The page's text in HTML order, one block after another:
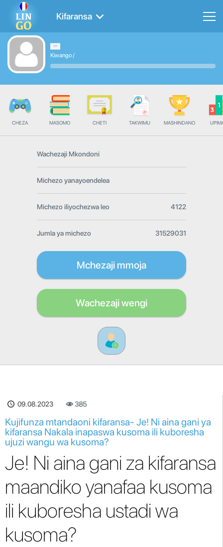
Kifaransa
Kiwango/
CHEZA MASOMO CHETI TAKWIMU MASHINDANO
Wachezaji Mkondoni
Michezo yanayoendelea
Michezo iliyochezwa leo 4122
Jumla ya michezo 31529031
Mchezaji mmoja
Wachezaji wengi
09.08.2023 385
Kujifunza mtandaoni kifaransa- Je! Ni aina gani ya
kifaransa Nakala inapaswa kusoma ili kuboresha
ujuzi wangu wa kusoma?
Je! Ni aina gani za kifaransa
maandiko yanafaa kusoma
ili kuboresha ustadi wa
kusoma?